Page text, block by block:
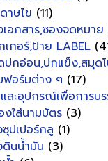
าษไข (11)
เอกสาร,ซองจดหมาย
เกอร์,ป้าย LABEL
ปกอ่อน,ปกแข็ง,สมุด
ฟอร์มต่าง ๆ (17)
ละอุปกรณ์เพื่อการบ
งใส่นามบัตร (3)
ปเปอร์กลู (1)
ดินน้ำมัน (3)